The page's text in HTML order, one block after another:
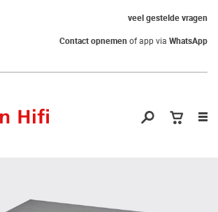
veel gestelde vragen
Contact opnemenof app via WhatsApp